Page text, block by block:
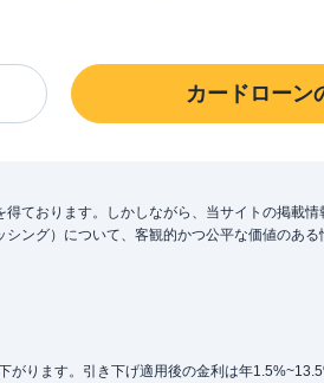
カードローン
ております。しかしながら、当サイトの掲載
ング）について、客観的かつ公平な価値のあ
ります。引き下げ適用後の金利は年